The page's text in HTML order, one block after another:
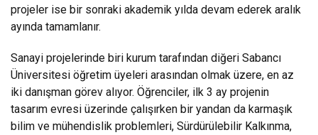
projeler ise bir sonraki akademik yılda devam ederek aralık
ayında tamamlanır.
Sanayi projelerinde biri kurum tarafından diğeri Sabancı
Üniversitesi öğretim üyeleri arasından olmak üzere, en az
iki danışman görev alıyor. Öğrenciler, ilk 3 ay projenin
tasarım evresi üzerinde çalışırken bir yandan da karmaşık
bilim ve mühendislik problemleri, Sürdürülebilir Kalkınma,